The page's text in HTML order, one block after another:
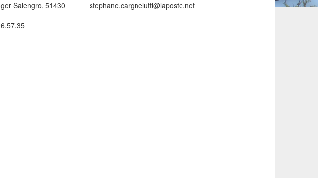
Salengro, 51430
stephane.cargnelutti@laposte.net